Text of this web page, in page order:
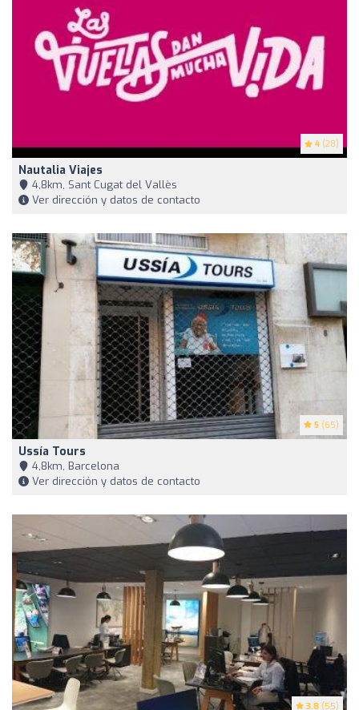
4 (28)
Nautalia Viajes
4,8km, Sant Cugat del Vallès
Ver dirección y datos de contacto
5 (65)
Ussía Tours
4,8km, Barcelona
Ver dirección y datos de contacto
3.8 (55)